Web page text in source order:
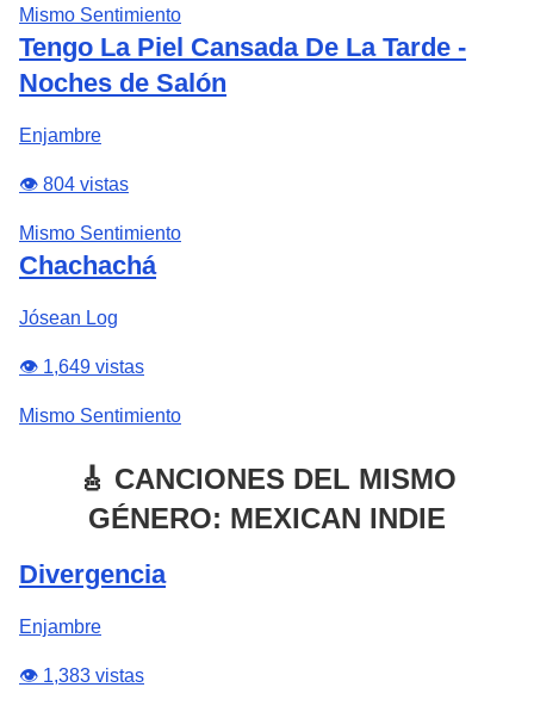
Mismo Sentimiento
Tengo La Piel Cansada De La Tarde -
Noches de Salón
Enjambre
👁️ 804 vistas
Mismo Sentimiento
Chachachá
Jósean Log
👁️ 1,649 vistas
Mismo Sentimiento
🎸 CANCIONES DEL MISMO
GÉNERO: MEXICAN INDIE
Divergencia
Enjambre
👁️ 1,383 vistas